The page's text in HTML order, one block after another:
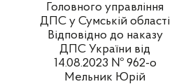
Головного управління
ДПС у Сумській області
Відповідно до наказу
ДПС України від
14.08.2023 № 962-о
Мельник Юрій